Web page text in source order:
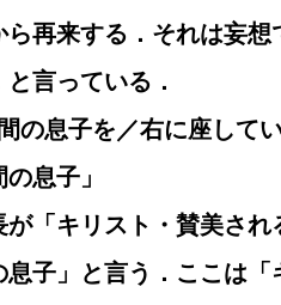
ら再来する．それは妄
言っている．
の息子を／右に座して
息子」
「キリスト・賛美され
息子」と言う．ここは